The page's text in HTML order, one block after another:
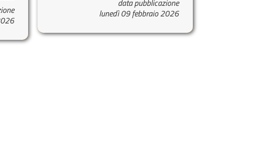
data pubblicazione
lunedì 09 febbraio 2026